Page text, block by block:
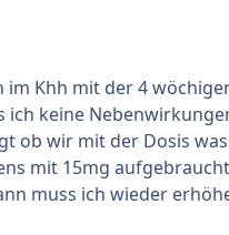
Khh mit der 4
keine
ob wir mit der Dosis
mit 15mg
muss ich wieder